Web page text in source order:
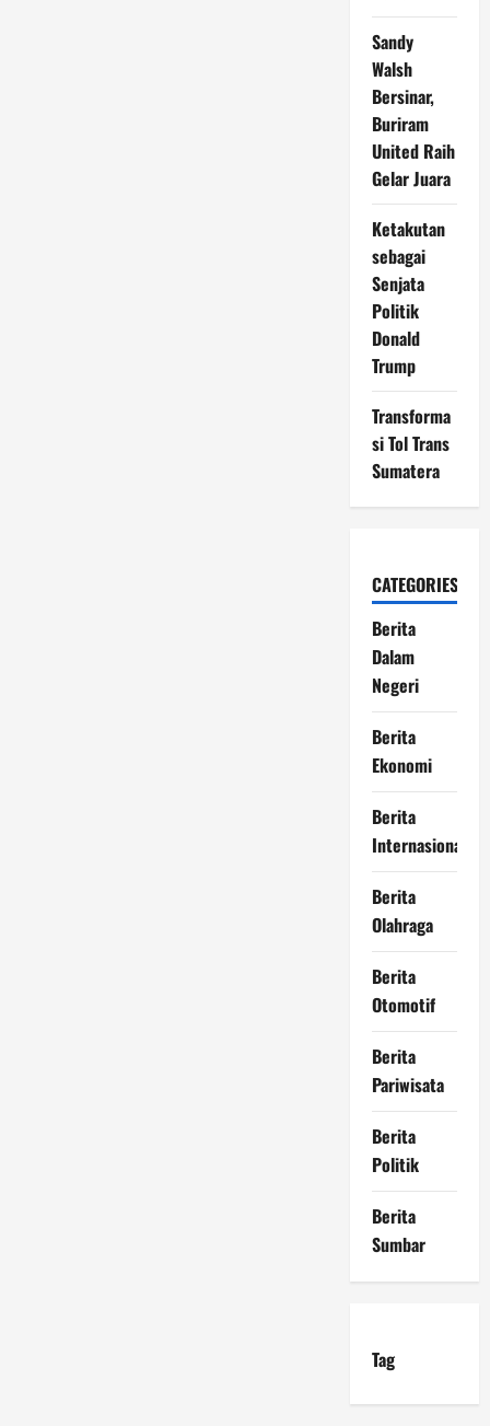
Sandy
Walsh
Bersinar,
Buriram
United Raih
Gelar Juara
Ketakutan
sebagai
Senjata
Politik
Donald
Trump
Transforma
si Tol Trans
Sumatera
CATEGORIES
Berita
Dalam
Negeri
Berita
Ekonomi
Berita
Internasional
Berita
Olahraga
Berita
Otomotif
Berita
Pariwisata
Berita
Politik
Berita
Sumbar
Tag